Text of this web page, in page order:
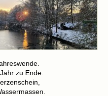
zu Ende.